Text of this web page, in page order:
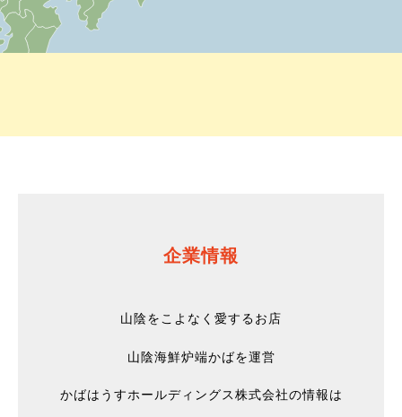
企業情報
山陰をこよなく愛するお店
山陰海鮮炉端かばを運営
かばはうすホールディングス株式会社の情報は